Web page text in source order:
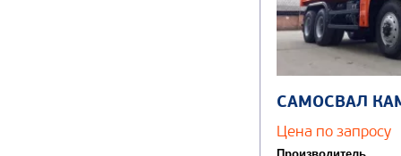
САМОСВАЛ
Цена по запросу